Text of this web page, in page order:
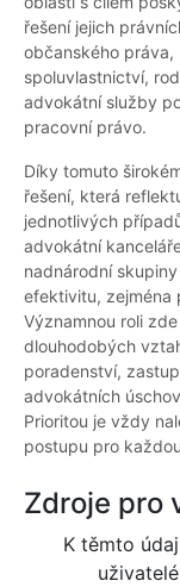
řešení jejich
občanského
spoluvlastnictví,
advokátní služby
pracovní právo.
Díky tomuto
řešení, která
jednotlivých
advokátní
nadnárodní
efektivitu, zejména
Významnou roli
dlouhodobých
poradenství,
advokátních
Prioritou je vždy
postupu pro
Zdroje pro
K těmto